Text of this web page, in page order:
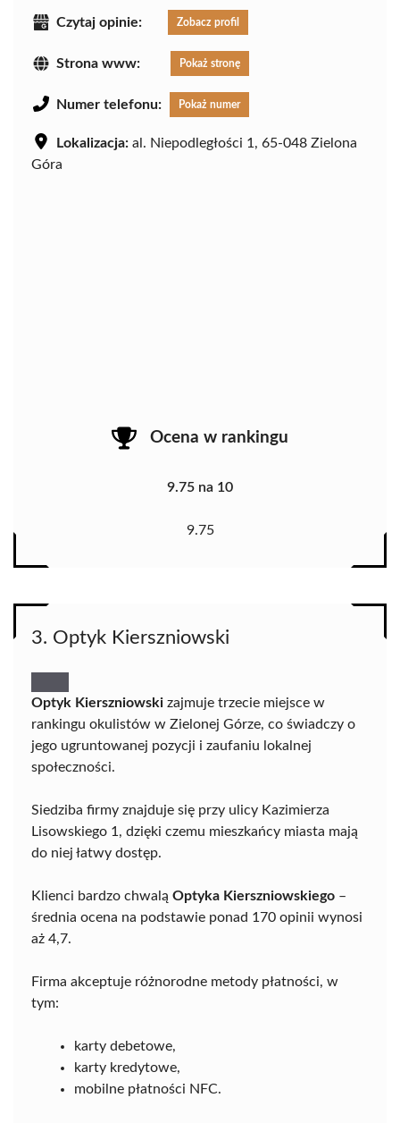
Czytaj opinie: Zobacz profil
Strona www: Pokaż stronę
Numer telefonu: Pokaż numer
Lokalizacja: al. Niepodległości 1, 65-048 Zielona
Góra
Ocena w rankingu
9.75 na 10
9.75
3. Optyk Kierszniowski
Optyk Kierszniowski zajmuje trzecie miejsce w
rankingu okulistów w Zielonej Górze, co świadczy o
jego ugruntowanej pozycji i zaufaniu lokalnej
społeczności.
Siedziba firmy znajduje się przy ulicy Kazimierza
Lisowskiego 1, dzięki czemu mieszkańcy miasta mają
do niej łatwy dostęp.
Klienci bardzo chwalą Optyka Kierszniowskiego –
średnia ocena na podstawie ponad 170 opinii wynosi
aż 4,7.
Firma akceptuje różnorodne metody płatności, w
tym:
karty debetowe,
karty kredytowe,
mobilne płatności NFC.